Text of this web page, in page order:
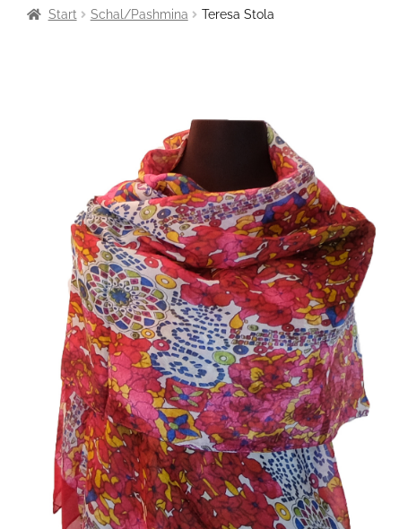
Start Schal/Pashmina Teresa Stola